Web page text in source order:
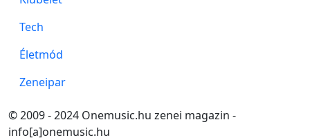
Tech
Életmód
Zeneipar
© 2009 - 2024 Onemusic.hu zenei magazin -
info[a]onemusic.hu